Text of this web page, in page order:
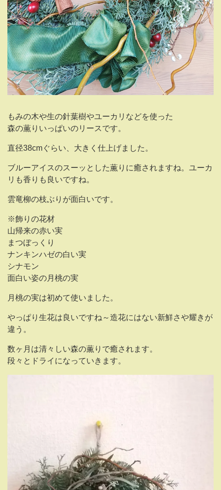
もみの木や生の針葉樹やユーカリなどを使った
森の薫りいっぱいのリースです。
直径38cmぐらい、大きく仕上げました。
ブルーアイスのスーッとした薫りに癒されますね。ユーカ
リも香りも良いですね。
雲竜柳の枝ぶりが面白いです。
※飾りの花材
山帰来の赤い実
まつぼっくり
ナンキンハゼの白い実
シナモン
面白い姿の月桃の実
月桃の実は初めて使いました。
やっぱり生花は良いですね～造花にはない新鮮さや耀きが
違う。
数ヶ月は清々しい森の薫りで癒されます。
段々とドライになっていきます。